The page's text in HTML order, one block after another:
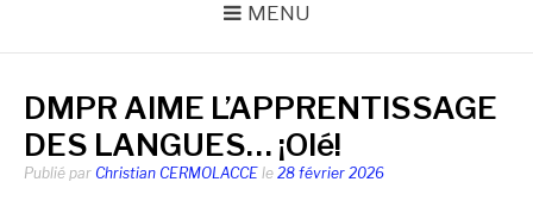
MENU
DMPR AIME L’APPRENTISSAGE
DES LANGUES… ¡Olé!
Publié par Christian CERMOLACCE le 28 février 2026